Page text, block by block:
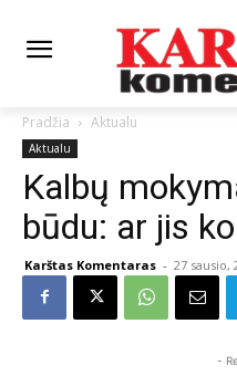
Pradžia Aktualu
Aktualu
Kalbų
būdu: ar jis
Karštas Komentaras - 27 sausio,
-